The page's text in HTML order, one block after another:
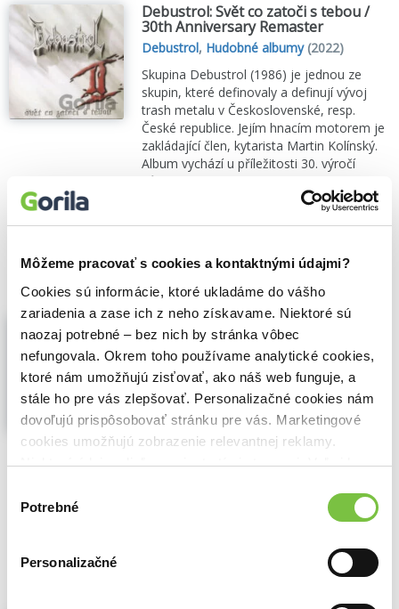
Môžeme pracovať s cookies a kontaktnými údajmi?
Cookies sú informácie, ktoré ukladáme do vášho
zariadenia a zase ich z neho získavame. Niektoré sú
naozaj potrebné – bez nich by stránka vôbec
nefungovala. Okrem toho používame analytické cookies,
ktoré nám umožňujú zisťovať, ako náš web funguje, a
stále ho pre vás zlepšovať. Personalizačné cookies nám
dovoľujú prispôsobovať stránku pre vás. Marketingové
cookies umožňujú zobrazenie relevantnej reklamy.
Niektoré údaje zdieľame aj s tretími stranami. Veľmi by
cookies.
súhlasu
Potrebné
Personalizačné
Debustrol: Svět co zatoči s tebou /
30th Anniversary Remaster
Debustrol, Hudobné albumy(2022)
Skupina Debustrol (1986) je jednou ze
skupin, které definovaly a definují vývoj
trash metalu v Československé, resp.
České republice. Jejím hnacím motorem je
zakládající člen, kytarista Martin Kolínský.
Album vychází u příležitosti 30. výročí
původního...
11,20€ Do košíka
Doga: Hard Werk
Doga,(2017)
CD
Desáté jubilejní autorské album
československých rockových matadorů
kapely DOGA! Slovní přesmyčka nenásilně
upozorňuje na to, že tito „dělníci
11,10€